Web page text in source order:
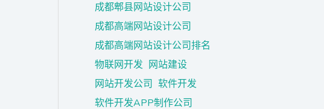
成都郫县网站设计公司
成都高端网站设计公司
成都高端网站设计公司排名
物联网开发 网站建设
网站开发公司 软件开发
软件开发APP制作公司